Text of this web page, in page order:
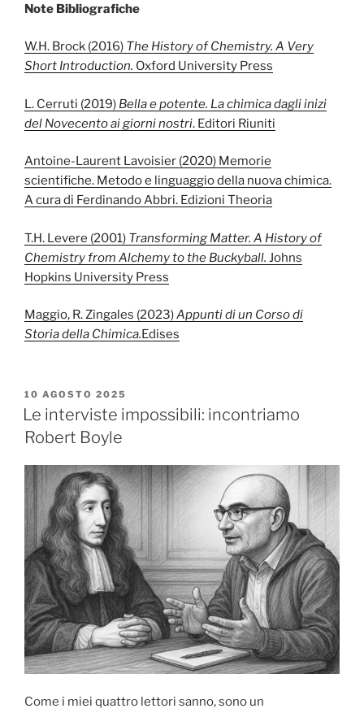
Note Bibliografiche
W.H. Brock (2016) The History of Chemistry. A Very
Short Introduction. Oxford University Press
L. Cerruti (2019) Bella e potente. La chimica dagli inizi
del Novecento ai giorni nostri. Editori Riuniti
Antoine-Laurent Lavoisier (2020) Memorie
scientifiche. Metodo e linguaggio della nuova chimica.
A cura di Ferdinando Abbri. Edizioni Theoria
T.H. Levere (2001) Transforming Matter. A History of
Chemistry from Alchemy to the Buckyball. Johns
Hopkins University Press
Maggio, R. Zingales (2023)Appunti di un Corso di
Storia della Chimica.Edises
PUBBLICATO
IL
10 AGOSTO 2025
Le interviste impossibili: incontriamo
Robert Boyle
Come i miei quattro lettori sanno, sono un